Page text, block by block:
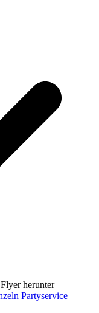
herunter
Partyservice